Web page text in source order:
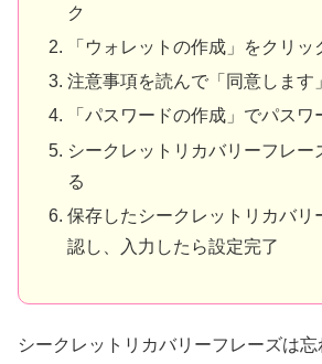
ク
「ウォレットの作成」をクリッ
注意事項を読んで「同意します
「パスワードの作成」でパスワ
シークレットリカバリーフレー
る
保存したシークレットリカバリ
認し、入力したら設定完了
シークレットリカバリーフレーズは